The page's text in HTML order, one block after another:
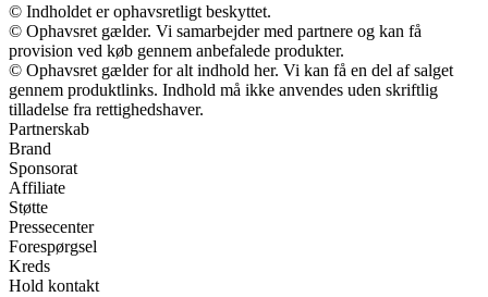
© Indholdet er ophavsretligt beskyttet.
© Ophavsret gælder. Vi samarbejder med partnere og kan få
provision ved køb gennem anbefalede produkter.
© Ophavsret gælder for alt indhold her. Vi kan få en del af salget
gennem produktlinks. Indhold må ikke anvendes uden skriftlig
tilladelse fra rettighedshaver.
Partnerskab
Brand
Sponsorat
Affiliate
Støtte
Pressecenter
Forespørgsel
Kreds
Hold kontakt